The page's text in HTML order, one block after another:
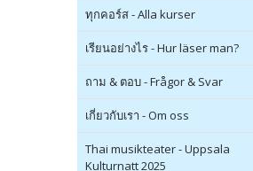
ทุกคอร์ส - Alla kurser
เรียนอย่างไร - Hur läser man?
ถาม & ตอบ - Frågor & Svar
เกี่ยวกับเรา - Om oss
Thai musikteater - Uppsala
Kulturnatt 2025